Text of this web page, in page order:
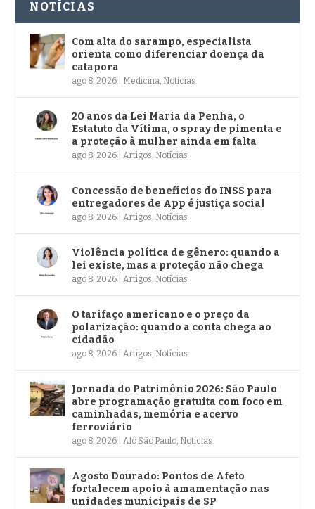
NOTÍCIAS
Com alta do sarampo, especialista
orienta como diferenciar doença da
catapora
ago 8, 2026 Medicina, Notícias
20 anos da Lei Maria da Penha, o
Estatuto da Vítima, o spray de pimenta e
a proteção à mulher ainda em falta
ago 8, 2026 |Artigos, Notícias
Concessão de benefícios do INSS para
entregadores de App é justiça social
ago 8, 2026 |Artigos, Notícias
Violência política de gênero: quando a
lei existe, mas a proteção não chega
ago 8, 2026 |Artigos, Notícias
O tarifaço americano e o preço da
polarização: quando a conta chega ao
cidadão
ago 8, 2026 |Artigos, Notícias
Jornada do Patrimônio 2026: São Paulo
abre programação gratuita com foco em
caminhadas, memória e acervo
ferroviário
ago 8, 2026 |Alô São Paulo, Notícias
Agosto Dourado: Pontos de Afeto
fortalecem apoio à amamentação nas
unidades municipais de SP